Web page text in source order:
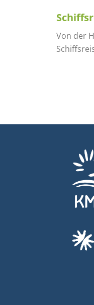
Von der